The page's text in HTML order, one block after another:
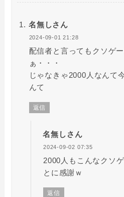
名無しさん
2024-09-01 21:28
配信者と言ってもクソゲ
ぁ・・・
じゃなきゃ2000人なんて
んて
返信
名無しさん
2024-09-02 07:35
2000人もこんなクソ
とに感謝ｗ
返信